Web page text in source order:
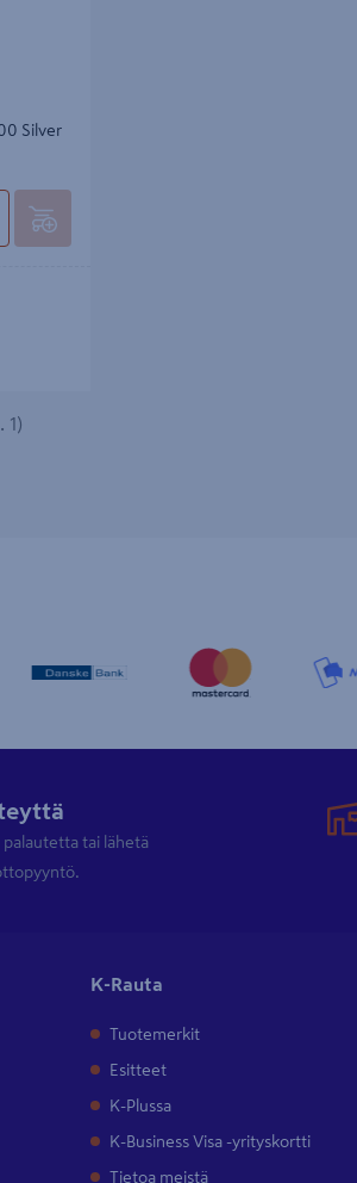
Silver
1)
palautetta tai lähetä
K-Rauta
Tuotemerkit
Esitteet
K-Plussa
K-Business Visa -yrityskortti
Tietoa meistä